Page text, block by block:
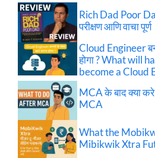
Rich Dad Poor
परीक्षण आणि वाचा पूर्ण
Cloud Engineer
होगा ? What will
become a Cloud
MCA के बाद क्या
MCA
What the
Mibikwik Xtra